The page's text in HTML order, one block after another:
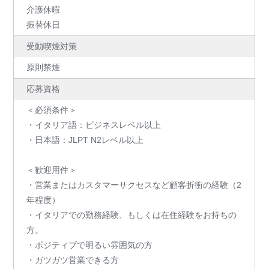
介護休暇
振替休日
受動喫煙対策
原則禁煙
応募資格
＜必須条件＞
・イタリア語：ビジネスレベル以上
・日本語：JLPT N2レベル以上
＜歓迎用件＞
・営業またはカスタマーサクセスなど顧客折衝の経験（2
年程度）
・イタリアでの勤務経験、もしくは在住経験をお持ちの
方。
・ポジティブで明るい雰囲気の方
・ガツガツ営業できる方